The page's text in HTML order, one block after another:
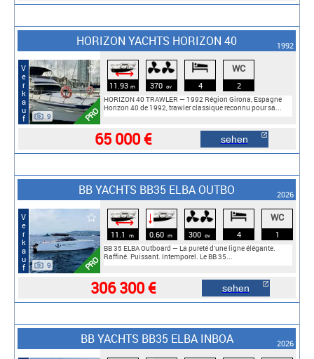
Verkauf PRO
9
HORIZON YACHTS HORIZON 40 1992
⟷
11.93 m 370 cv 4
WC
2
HORIZON 40 TRAWLER — 1992 Région Girona, Espagne
Horizon 40 de 1992, trawler classique reconnu pour sa...
65 000 € sehen
Verkauf PRO
9
BB YACHTS BB35 ELBA OUTBO 2026
⟷
11.1 m
🠓
0.60 m 300 cv 4
WC
1
BB 35 ELBA Outboard — La pureté d'une ligne élégante.
Raffiné. Puissant. Intemporel. Le BB 35...
306 300 € sehen
BB YACHTS BB35 ELBA INBOA 2026